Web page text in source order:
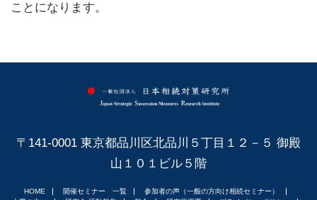
ことになります。
〒141-0001 東京都品川区北品川５丁目１２－５ 御殿
山１０１ビル５階
HOME 開催セミナー 一覧
参加者の声（一般の方向け相続セミナー）